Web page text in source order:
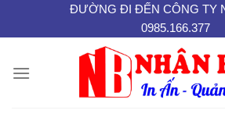
ĐƯỜNG ĐI ĐẾN CÔNG TY
0985.166.377